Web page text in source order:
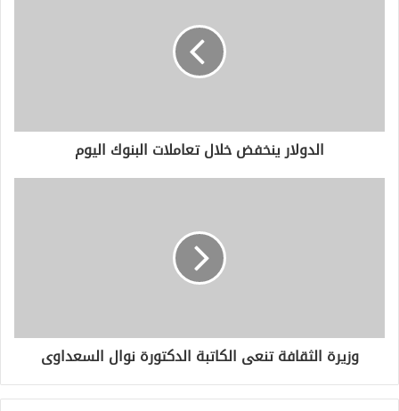
ر
ي
الدولار ينخفض خلال تعاملات البنوك اليوم
وزيرة الثقافة تنعى الكاتبة الدكتورة نوال السعداوى